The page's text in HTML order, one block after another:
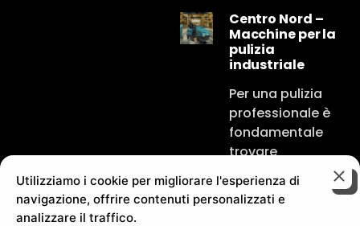
Utilizziamo i cookie per migliorare l'esperienza di
navigazione, offrire contenuti personalizzati e
analizzare il traffico.
Centro Nord –
Macchine per la
pulizia
industriale
Per una pulizia
professionale è
fondamentale
trovare